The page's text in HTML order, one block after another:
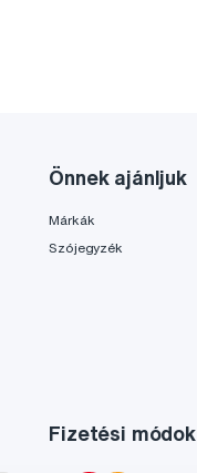
Önnek ajánljuk
Márkák
Szójegyzék
Fizetési módok